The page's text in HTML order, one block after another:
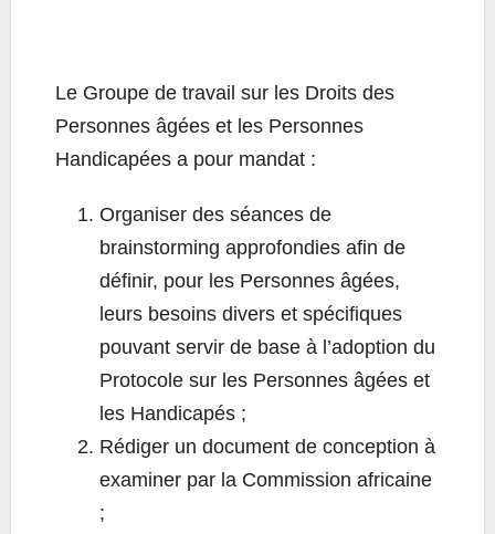
Le Groupe de travail sur les Droits des
Personnes âgées et les Personnes
Handicapées a pour mandat :
Organiser des séances de
brainstorming approfondies afin de
définir, pour les Personnes âgées,
leurs besoins divers et spécifiques
pouvant servir de base à l’adoption du
Protocole sur les Personnes âgées et
les Handicapés ;
Rédiger un document de conception à
examiner par la Commission africaine
;